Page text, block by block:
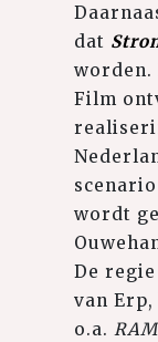
dat
worden.
Film
wordt
De
van Erp,
o.a.